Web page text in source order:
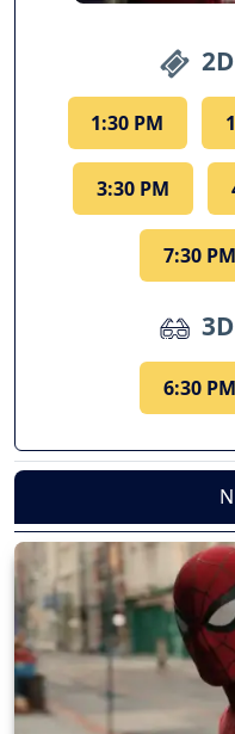
1:30 PM
3:30 PM
7:30 PM
6:30 PM